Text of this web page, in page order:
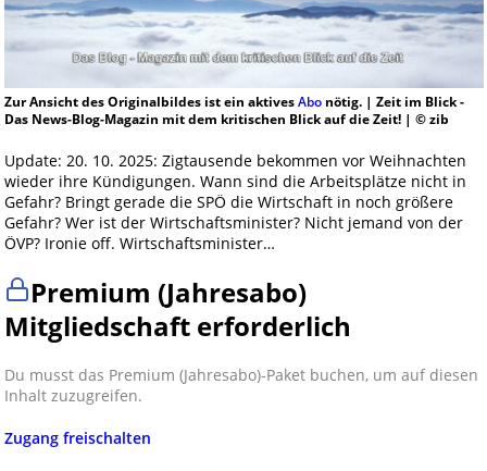
Zur Ansicht des Originalbildes ist ein aktivesAbonötig. | Zeit im Blick -
Das News-Blog-Magazin mit dem kritischen Blick auf die Zeit! | © zib
Update: 20. 10. 2025: Zigtausende bekommen vor Weihnachten
wieder ihre Kündigungen. Wann sind die Arbeitsplätze nicht in
Gefahr? Bringt gerade die SPÖ die Wirtschaft in noch größere
Gefahr? Wer ist der Wirtschaftsminister? Nicht jemand von der
ÖVP? Ironie off. Wirtschaftsminister…
Premium (Jahresabo)
Mitgliedschaft erforderlich
Du musst das Premium (Jahresabo)-Paket buchen, um auf diesen
Inhalt zuzugreifen.
Zugang freischalten